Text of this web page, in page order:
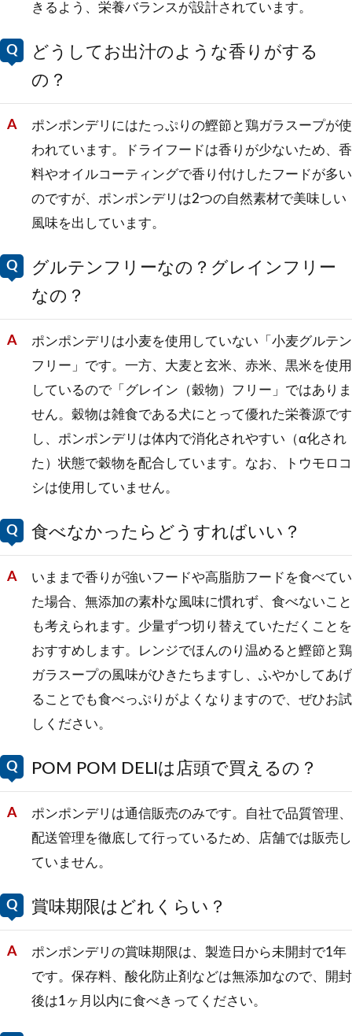
きるよう、栄養バランスが設計されています。
どうしてお出汁のような香りがする
の？
ポンポンデリにはたっぷりの鰹節と鶏ガラスープが使
われています。ドライフードは香りが少ないため、香
料やオイルコーティングで香り付けしたフードが多い
のですが、ポンポンデリは2つの自然素材で美味しい
風味を出しています。
グルテンフリーなの？グレインフリー
なの？
ポンポンデリは小麦を使用していない「小麦グルテン
フリー」です。一方、大麦と玄米、赤米、黒米を使用
しているので「グレイン（穀物）フリー」ではありま
せん。穀物は雑食である犬にとって優れた栄養源です
し、ポンポンデリは体内で消化されやすい（α化され
た）状態で穀物を配合しています。なお、トウモロコ
シは使用していません。
食べなかったらどうすればいい？
いままで香りが強いフードや高脂肪フードを食べてい
た場合、無添加の素朴な風味に慣れず、食べないこと
も考えられます。少量ずつ切り替えていただくことを
おすすめします。レンジでほんのり温めると鰹節と鶏
ガラスープの風味がひきたちますし、ふやかしてあげ
ることでも食べっぷりがよくなりますので、ぜひお試
しください。
POM POM DELIは店頭で買えるの？
ポンポンデリは通信販売のみです。自社で品質管理、
配送管理を徹底して行っているため、店舗では販売し
ていません。
賞味期限はどれくらい？
ポンポンデリの賞味期限は、製造日から未開封で1年
です。保存料、酸化防止剤などは無添加なので、開封
後は1ヶ月以内に食べきってください。